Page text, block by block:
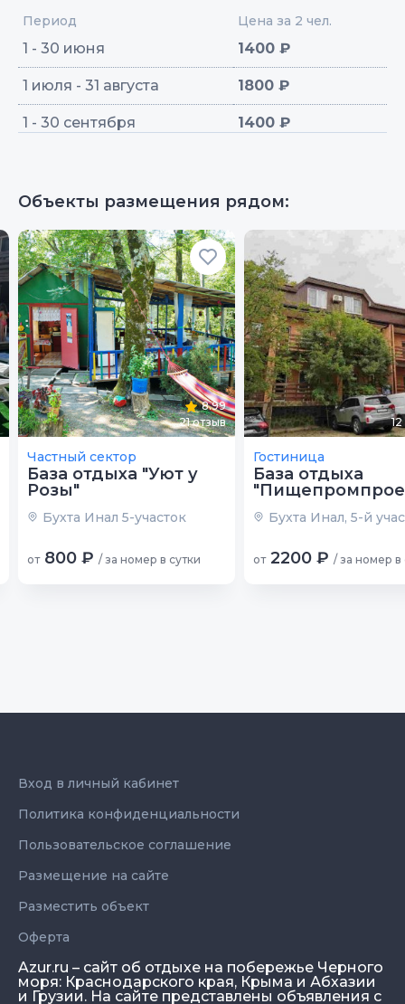
Период Цена за 2 чел.
1 - 30 июня 1400 ₽
1 июля - 31 августа 1800 ₽
1 - 30 сентября 1400 ₽
Объекты размещения рядом:
8.99
21отзыв
Частный сектор
База отдыха "Уют у
Розы"
Бухта Инал 5-участок
от 800 ₽ / за номер в сутки
12
Гостиница
База отдыха
Бухта Инал, 5-й
от 2200 ₽ / за номер в
Azur.ru – сайт об отдыхе на побережье Черного
моря: Краснодарского края, Крыма и Абхазии
и Грузии. На сайте представлены объявления с
Вход в личный кабинет
Политика конфиденциальности
Пользовательское соглашение
Размещение на сайте
Разместить объект
Оферта